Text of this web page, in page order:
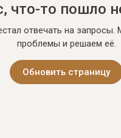
что-то пошло
отвечать на запросы.
проблемы и решаем её.
Обновить страницу